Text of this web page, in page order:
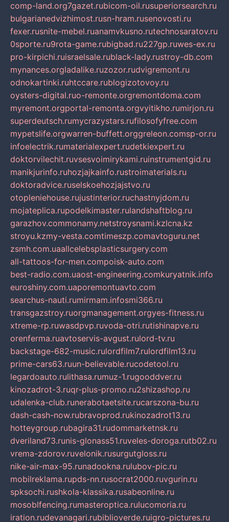
comp-land.org7gazet.rubicom-oil.rusuperiorsearch.ru
bulgarianedvizhimost.rusn-hram.rusenovosti.ru
fexer.rusnite-mebel.ruanamvkusno.rutechnosaratov.ru
0sporte.ru9rota-game.rubigbad.ru227gp.ruwes-ex.ru
pro-kirpichi.ruisraelsale.rublack-lady.rustroy-db.com
mynances.orgladalike.ruzozor.rudvigremont.ru
odnokartinki.ruhtccare.rublogizotovoy.ru
oysters-digital.ruo-remonte.orgremontdoma.com
myremont.orgportal-remonta.orgvyitikho.rumirjon.ru
superdeutsch.rumycrazystars.rufilosofyfree.com
mypetslife.orgwarren-buffett.orggreleon.comsp-or.ru
infoelectrik.rumaterialexpert.rudetkiexpert.ru
doktorvilechit.ruvsesvoimirykami.ruinstrumentgid.ru
manikjurinfo.ruhozjajkainfo.rustroimaterials.ru
doktoradvice.ruselskoehozjajstvo.ru
otopleniehouse.rujustinterior.ruchastnyjdom.ru
mojateplica.rupodelkimaster.rulandshaftblog.ru
garazhov.commonamy.netstroysnami.kzlcna.kz
stroyu.kzmy-vesta.comtimeszp.comavtoguru.net
zsmh.com.uaallcelebsplasticsurgery.com
all-tattoos-for-men.compoisk-auto.com
best-radio.com.uaost-engineering.comkuryatnik.info
euroshiny.com.uaporemontuavto.com
searchus-nauti.rumirmam.infosmi366.ru
transgazstroy.ruorgmanagement.orgyes-fitness.ru
xtreme-rp.ruwasdpvp.ruvoda-otri.rutishinapve.ru
orenferma.ruavtoservis-avgust.rulord-tv.ru
backstage-682-music.rulordfilm7.rulordfilm13.ru
prime-cars63.ruun-believable.rucodetool.ru
legardoauto.rulithasa.rumuz-1.rugooddver.ru
kinozadrot-3.ruqr-plus-promo.ru2shizashop.ru
udalenka-club.runerabotaetsite.rucarszona-bu.ru
dash-cash-now.rubravoprod.rukinozadrot13.ru
hotteygroup.rubagira31.rudommarketnsk.ru
dveriland73.runis-glonass51.ruveles-doroga.rutb02.ru
vrema-zdorov.ruvelonik.rusurgutgloss.ru
nike-air-max-95.runadookna.rulubov-pic.ru
mobilreklama.rupds-nn.rusocrat2000.ruvgurin.ru
spksochi.rushkola-klassika.rusabeonline.ru
mosoblfencing.rumasteroptica.rulucomoria.ru
iration.rudevanagari.rubiblioverde.ruigro-pictures.ru